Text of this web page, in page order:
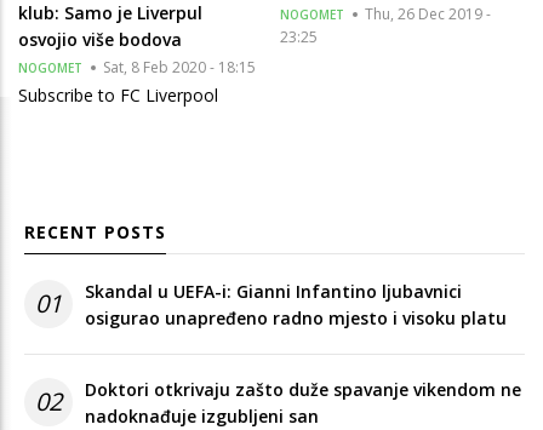
klub: Samo je Liverpul
osvojio više bodova
NOGOMET Sat, 8 Feb 2020 - 18:15
NOGOMET
Thu, 26 Dec 2019 -
23:25
Subscribe to FC Liverpool
RECENT POSTS
01
Skandal u UEFA-i: Gianni Infantino ljubavnici
osigurao unapređeno radno mjesto i visoku platu
02
Doktori otkrivaju zašto duže spavanje vikendom ne
nadoknađuje izgubljeni san